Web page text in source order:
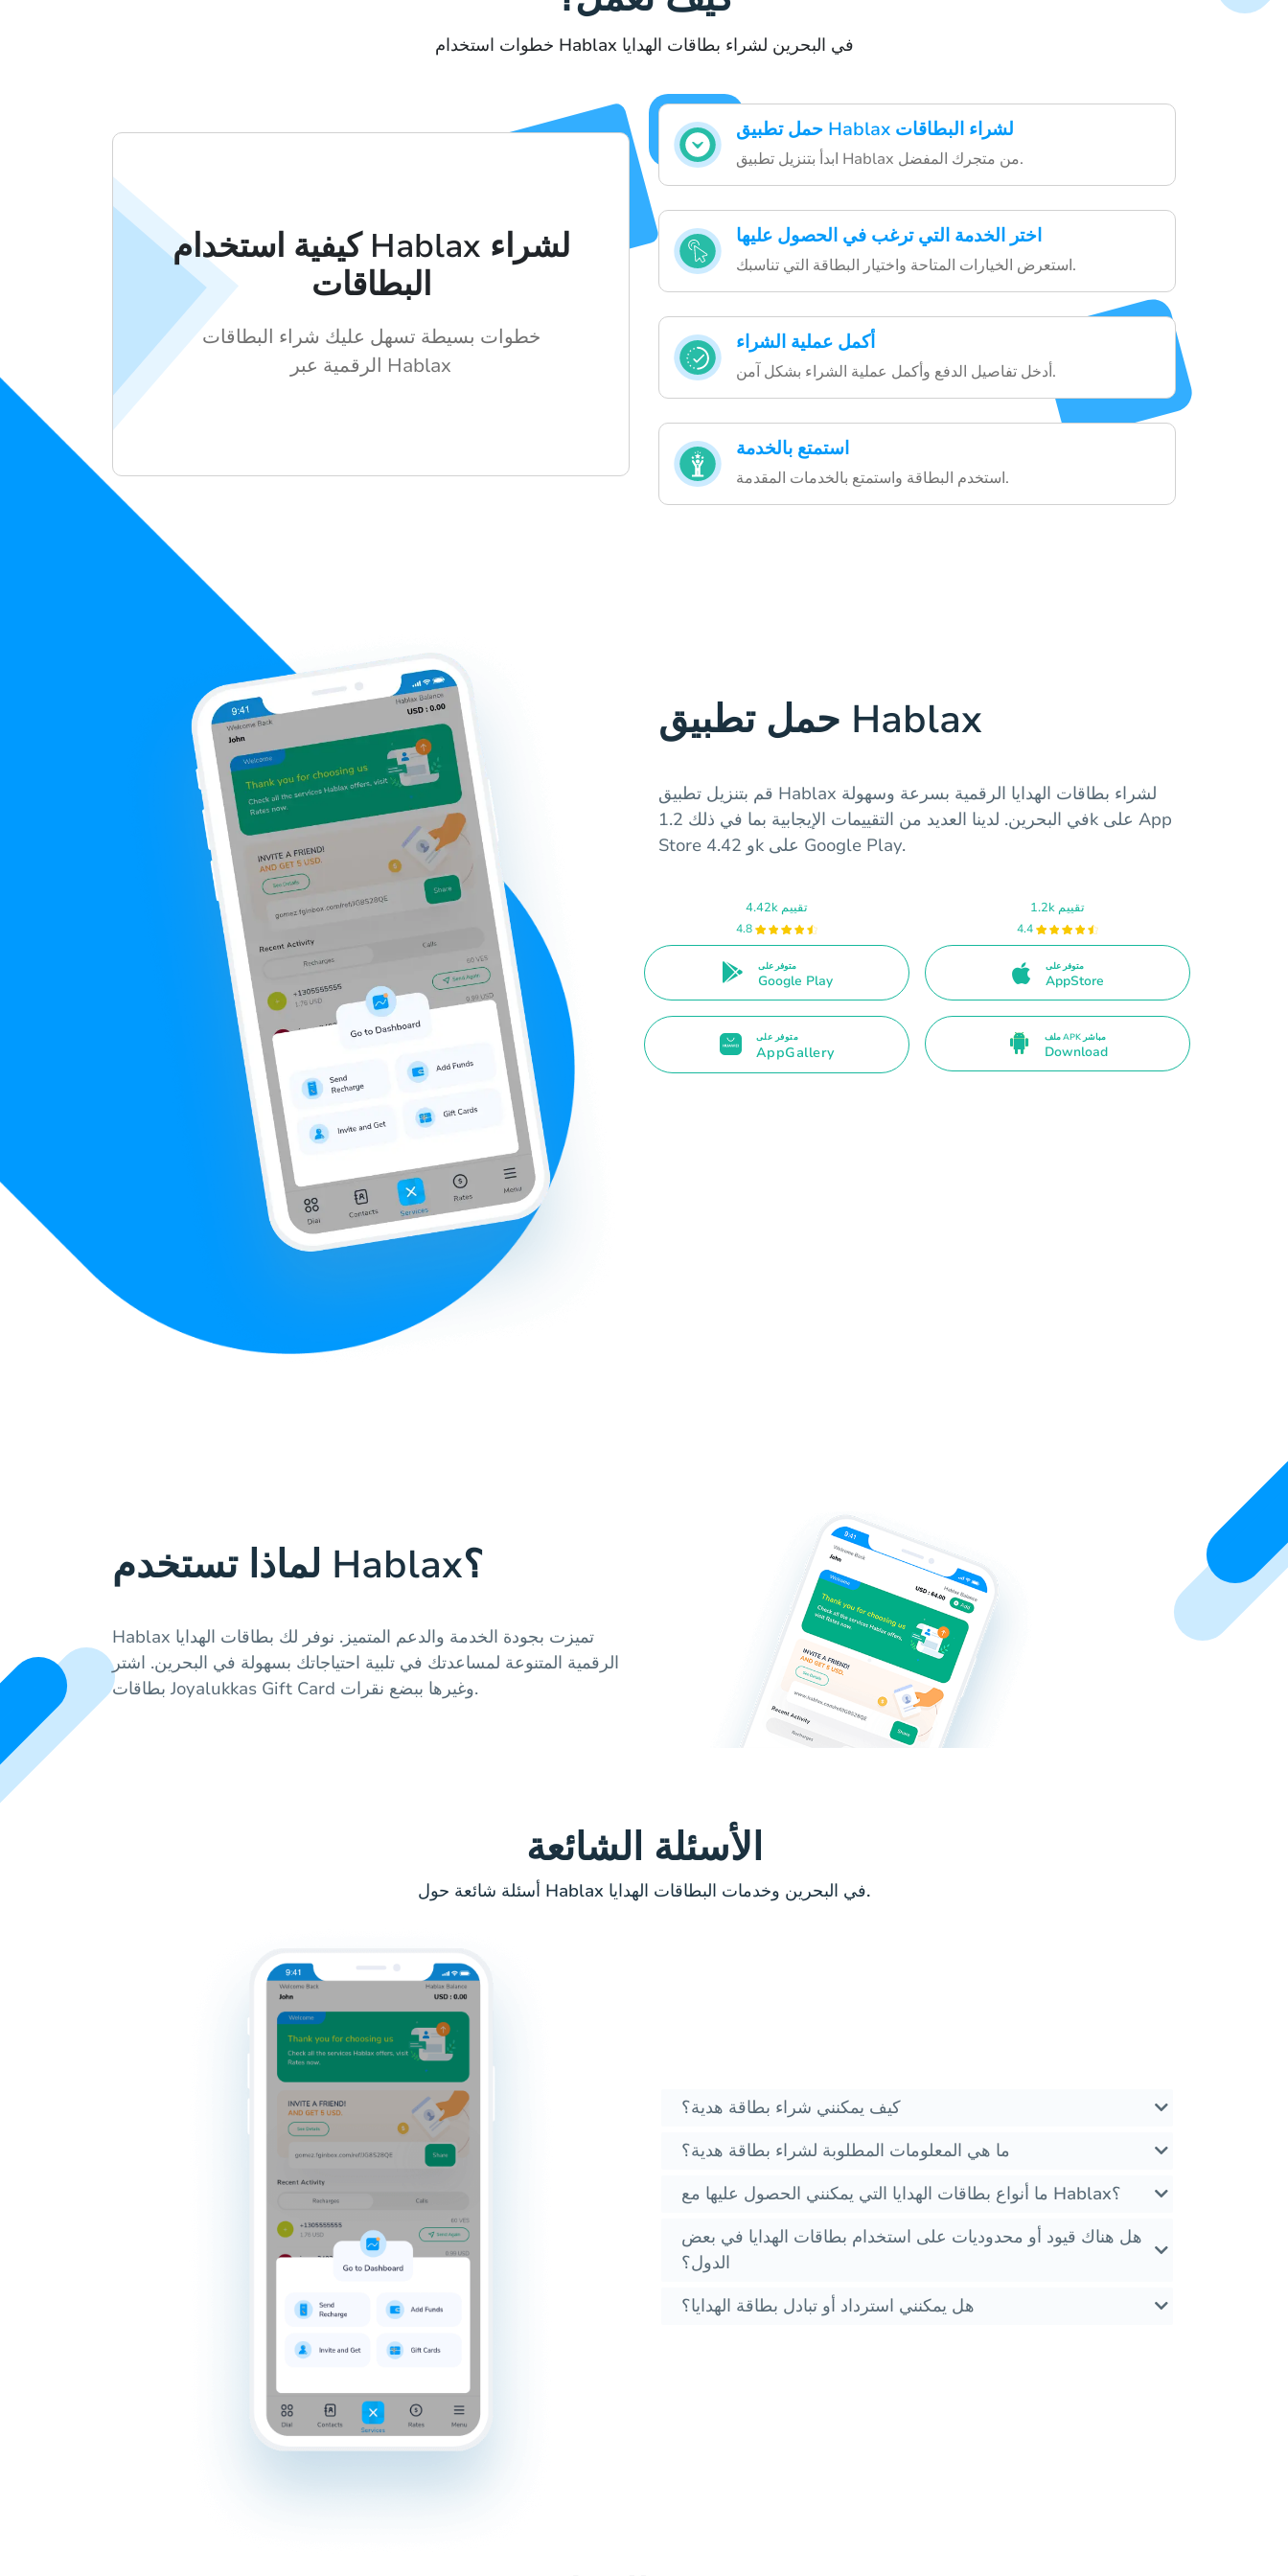
خطوات استخدام Hablax في البحرين لشراء بطاقات الهدايا
حمل تطبيق Hablax لشراء البطاقات
ابدأ بتنزيل تطبيق Hablax من متجرك المفضل.
اختر الخدمة التي ترغب في الحصول عليها
استعرض الخيارات المتاحة واختيار البطاقة التي تناسبك.
أكمل عملية الشراء
أدخل تفاصيل الدفع وأكمل عملية الشراء بشكل آمن.
استمتع بالخدمة
استخدم البطاقة واستمتع بالخدمات المقدمة.
كيفية استخدام Hablax لشراء
البطاقات
خطوات بسيطة تسهل عليك شراء البطاقات
الرقمية عبر Hablax
حمل تطبيق Hablax
قم بتنزيل تطبيق Hablax لشراء بطاقات الهدايا الرقمية بسرعة وسهولة
في البحرين. لدينا العديد من التقييمات الإيجابية بما في ذلك 1.2k على App
Store و 4.42k على Google Play.
4.42k تقييم
4.8
متوفر على
Google Play
1.2k تقييم
4.4
متوفر على
AppStore
متوفر على
AppGallery
ملف APK مباشر
Download
لماذا تستخدم Hablax؟
Hablax تميزت بجودة الخدمة والدعم المتميز. نوفر لك بطاقات الهدايا
الرقمية المتنوعة لمساعدتك في تلبية احتياجاتك بسهولة في البحرين. اشتر
بطاقات Joyalukkas Gift Card وغيرها ببضع نقرات.
الأسئلة الشائعة
أسئلة شائعة حول Hablax في البحرين وخدمات البطاقات الهدايا.
كيف يمكنني شراء بطاقة هدية؟
ما هي المعلومات المطلوبة لشراء بطاقة هدية؟
ما أنواع بطاقات الهدايا التي يمكنني الحصول عليها مع Hablax؟
هل هناك قيود أو محدوديات على استخدام بطاقات الهدايا في بعض
الدول؟
هل يمكنني استرداد أو تبادل بطاقة الهدايا؟